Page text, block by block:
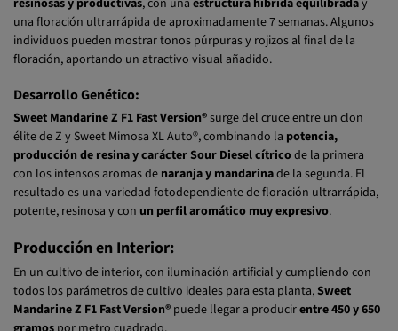
una floración ultrarrápida de aproximadamente 7 semanas. Algunos
individuos pueden mostrar tonos púrpuras y rojizos al final de la
floración, aportando un atractivo visual añadido.
Sweet Mandarine Z F1 Fast Version®
élite de Z y Sweet Mimosa XL Auto®, combinando lapotencia,
producción de resina y carácter Sour Diesel cítricode la primera
con los intensos aromas denaranja y mandarinade la segunda. El
resultado es una variedad fotodependiente de floración ultrarrápida,
potente, resinosa y conun perfil aromático muy expresivo.
En un cultivo de interior, con iluminación artificial y cumpliendo con
todos los parámetros de cultivo ideales para esta planta,Sweet
Mandarine Z F1 Fast Version®puede llegar a producirentre 450 y 650
gramospor metro cuadrado.